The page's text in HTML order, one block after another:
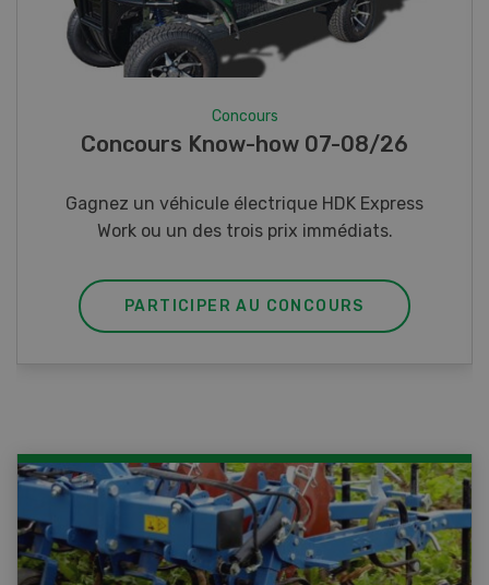
Concours
Concours Know-how 07-08/26
Gagnez un véhicule électrique HDK Express
Work ou un des trois prix immédiats.
PARTICIPER AU CONCOURS